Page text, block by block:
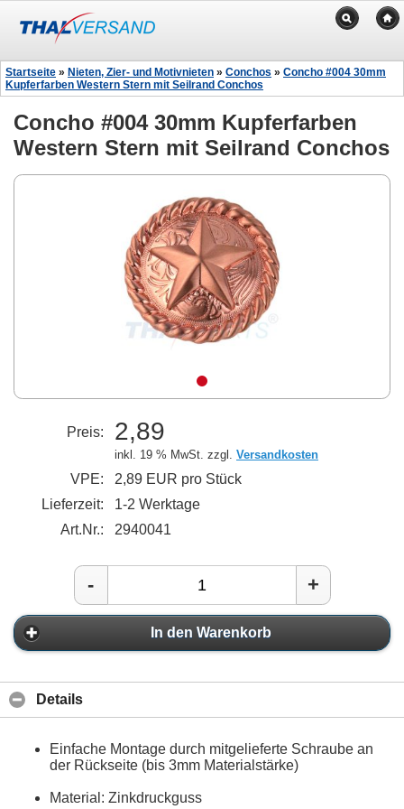
Startseite » Nieten, Zier- und Motivnieten » Conchos » Concho #004 30mm
Kupferfarben Western Stern mit Seilrand Conchos
Concho #004 30mm Kupferfarben
Western Stern mit Seilrand Conchos
Preis: 2,89
inkl. 19 % MwSt. zzgl. Versandkosten
VPE:
2,89 EUR pro Stück
Lieferzeit:
1-2 Werktage
Art.Nr.:
2940041
- +
In den Warenkorb
Details
Einfache Montage durch mitgelieferte Schraube an
der Rückseite (bis 3mm Materialstärke)
Material: Zinkdruckguss